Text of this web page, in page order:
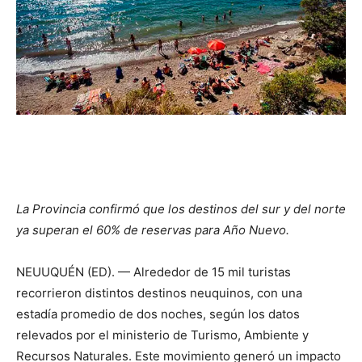
La Provincia confirmó que los destinos del sur y del norte
ya superan el 60% de reservas para Año Nuevo.
NEUUQUÉN (ED). — Alrededor de 15 mil turistas
recorrieron distintos destinos neuquinos, con una
estadía promedio de dos noches, según los datos
relevados por el ministerio de Turismo, Ambiente y
Recursos Naturales. Este movimiento generó un impacto